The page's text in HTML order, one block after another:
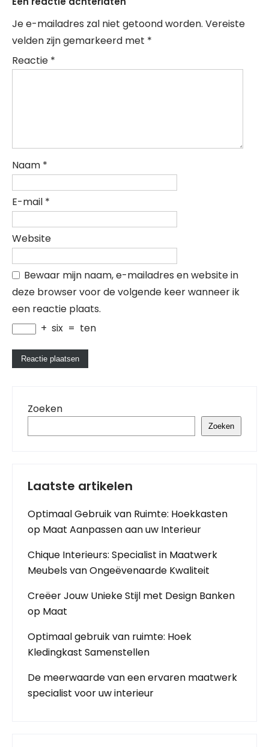
Je e-mailadres zal niet getoond worden. Vereiste
velden zijn gemarkeerd met *
Reactie *
Naam *
E-mail *
Website
Bewaar mijn naam, e-mailadres en website in
deze browser voor de volgende keer wanneer ik
een reactie plaats.
+ six = ten
Zoeken
Zoeken
Laatste artikelen
Optimaal Gebruik van Ruimte: Hoekkasten
op Maat Aanpassen aan uw Interieur
Chique Interieurs: Specialist in Maatwerk
Meubels van Ongeëvenaarde Kwaliteit
Creëer Jouw Unieke Stijl met Design Banken
op Maat
Optimaal gebruik van ruimte: Hoek
Kledingkast Samenstellen
De meerwaarde van een ervaren maatwerk
specialist voor uw interieur